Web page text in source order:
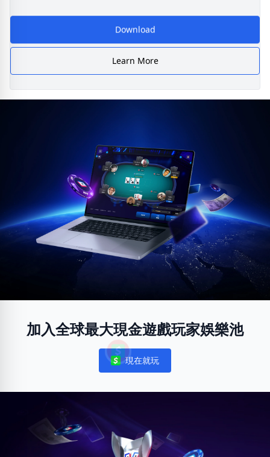
Download
Learn More
加入全球最大現金遊戲玩家娛樂池
Notifications
現在就玩